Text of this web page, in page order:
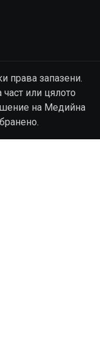
права запазени.
или цялото
на Медийна